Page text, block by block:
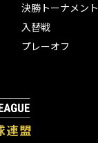
決勝トーナメント
入替戦
プレーオフ